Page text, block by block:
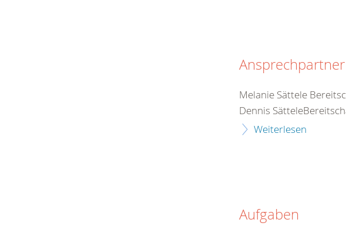
Ansprechpartner
Melanie Sättele
Dennis
Weiterlesen
Aufgaben